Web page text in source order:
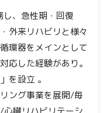
、急性期・回復
外来リハビリと様々
環器をメインとして
応した経験があり。
を設立 。
ング事業を展開/毎